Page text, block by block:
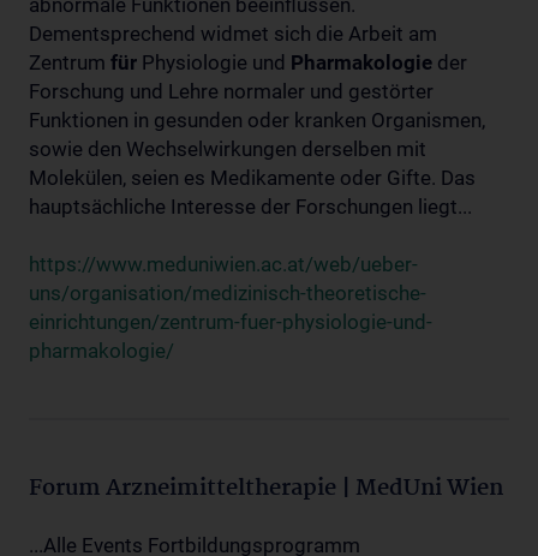
abnormale Funktionen beeinflussen.
Dementsprechend widmet sich die Arbeit am
Zentrum für Physiologie und Pharmakologie der
Forschung und Lehre normaler und gestörter
Funktionen in gesunden oder kranken Organismen,
sowie den Wechselwirkungen derselben mit
Molekülen, seien es Medikamente oder Gifte. Das
hauptsächliche Interesse der Forschungen liegt...
https://www.meduniwien.ac.at/web/ueber-
uns/organisation/medizinisch-theoretische-
einrichtungen/zentrum-fuer-physiologie-und-
pharmakologie/
Forum Arzneimitteltherapie | MedUni Wien
...Alle Events Fortbildungsprogramm